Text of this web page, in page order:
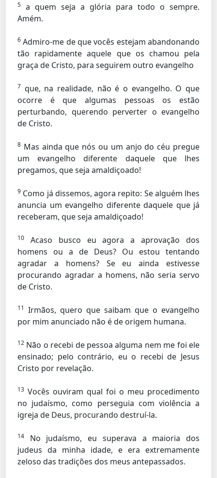
5 a quem seja a glória para todo o sempre.
Amém.
6 Admiro-me de que vocês estejam abandonando
tão rapidamente aquele que os chamou pela
graça de Cristo, para seguirem outro evangelho
7 que, na realidade, não é o evangelho. O que
ocorre é que algumas pessoas os estão
perturbando, querendo perverter o evangelho
de Cristo.
8 Mas ainda que nós ou um anjo do céu pregue
um evangelho diferente daquele que lhes
pregamos, que seja amaldiçoado!
9 Como já dissemos, agora repito: Se alguém lhes
anuncia um evangelho diferente daquele que já
receberam, que seja amaldiçoado!
10
Acaso busco eu agora a aprovação dos
homens ou a de Deus? Ou estou tentando
agradar a homens? Se eu ainda estivesse
procurando agradar a homens, não seria servo
de Cristo.
11 Irmãos, quero que saibam que o evangelho
por mim anunciado não é de origem humana.
12 Não o recebi de pessoa alguma nem me foi ele
ensinado; pelo contrário, eu o recebi de Jesus
Cristo por revelação.
13 Vocês ouviram qual foi o meu procedimento
no judaísmo, como perseguia com violência a
igreja de Deus, procurando destruí-la.
14
No judaísmo, eu superava a maioria dos
judeus da minha idade, e era extremamente
zeloso das tradições dos meus antepassados.